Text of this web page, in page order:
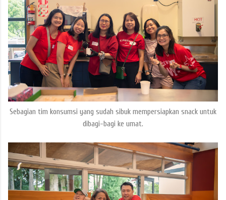
Sebagian tim konsumsi yang sudah sibuk mempersiapkan snack untuk
dibagi-bagi ke umat.